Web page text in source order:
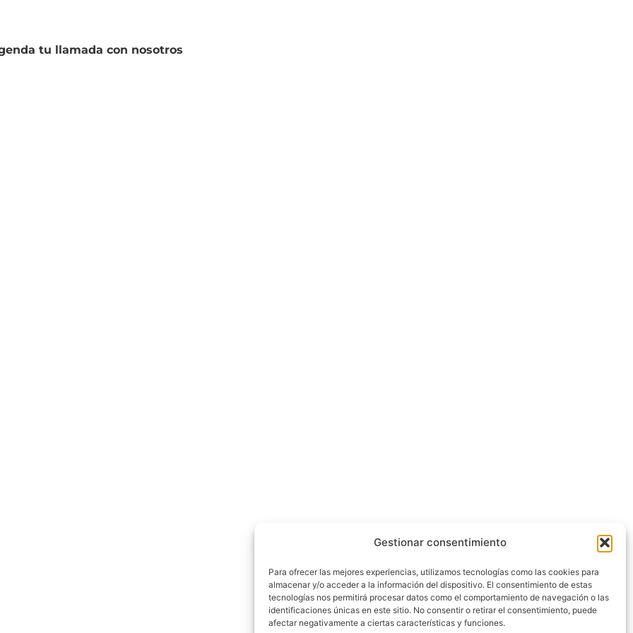
Gestionar consentimiento
Para ofrecer las mejores experiencias, utilizamos tecnologías como las cookies para
almacenar y/o acceder a la información del dispositivo. El consentimiento de estas
tecnologías nos permitirá procesar datos como el comportamiento de navegación o las
identificaciones únicas en este sitio. No consentir o retirar el consentimiento, puede
afectar negativamente a ciertas características y funciones.
tu llamada con nosotros